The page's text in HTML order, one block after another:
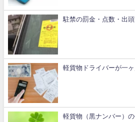
駐禁の罰金・点数・出
軽貨物ドライバーが一
軽貨物（黒ナンバー）